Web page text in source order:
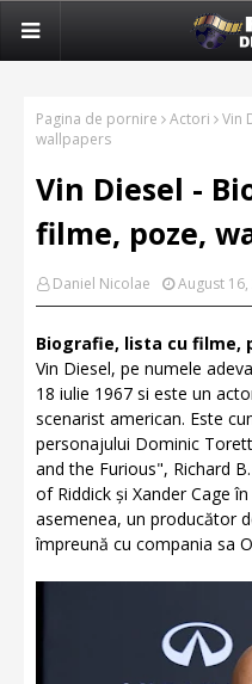
Pagina de pornire Actori
Vin
wallpapers
Vin Diesel -
filme, poze,
Daniel Nicolae August 16,
Biografie, lista cu filme,
Vin Diesel, pe numele
18 iulie 1967 si este un
scenarist american. Este
personajului Dominic
and the Furious", Richard
of Riddick și Xander Cage
asemenea, un producător
împreună cu compania sa